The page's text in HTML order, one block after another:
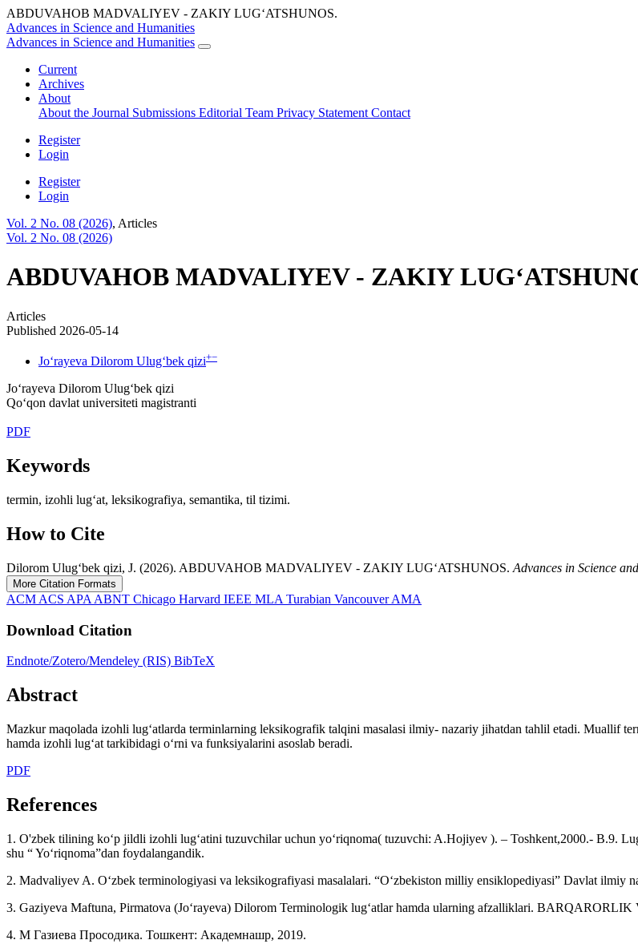
ABDUVAHOB MADVALIYEV - ZAKIY LUG‘ATSHUNOS.
Advances in Science and Humanities
Advances in Science and Humanities
Current
Archives
About
About the Journal Submissions Editorial Team Privacy Statement Contact
Register
Login
Register
Login
Vol. 2 No. 08 (2026), Articles
Vol. 2 No. 08 (2026)
ABDUVAHOB MADVALIYEV - ZAKIY
Articles
Published 2026-05-14
Jo‘rayeva Dilorom Ulug‘bek qizi+−
Jo‘rayeva Dilorom Ulug‘bek qizi
Qo‘qon davlat universiteti magistranti
PDF
Keywords
termin, izohli lug‘at, leksikografiya, semantika, til tizimi.
How to Cite
Dilorom Ulug‘bek qizi, J. (2026). ABDUVAHOB MADVALIYEV - ZAKIY LUG‘ATSHUNOS. Advances in Science
More Citation Formats
ACM ACS APA ABNT Chicago Harvard IEEE MLA Turabian VancouverAMA
Download Citation
Endnote/Zotero/Mendeley (RIS) BibTeX
Abstract
Mazkur maqolada izohli lug‘atlarda terminlarning leksikografik talqini masalasi ilmiy- nazariy jihatdan tahlil etadi. Muallif
hamda izohli lug‘at tarkibidagi o‘rni va funksiyalarini asoslab beradi.
PDF
References
1. O'zbek tilining ko‘p jildli izohli lug‘atini tuzuvchilar uchun yo‘riqnoma( tuzuvchi: A.Hojiyev ). – Toshkent,2000.- B.9.
shu “ Yo‘riqnoma”dan foydalangandik.
2. Madvaliyev A. O‘zbek terminologiyasi va leksikografiyasi masalalari. “O‘zbekiston milliy ensiklopediyasi” Davlat ilmiy
3. Gaziyeva Maftuna, Pirmatova (Jo‘rayeva) Dilorom Terminologik lug‘atlar hamda ularning afzalliklari.
4. М Газиева Просодика. Тошкент: Академнашр, 2019.